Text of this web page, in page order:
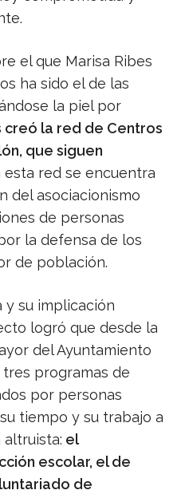
el que Marisa Ribes
ha sido el de las
la piel por
creó la red de Centros
que siguen
esta red se encuentra
del asociacionismo
de personas
la defensa de los
de población.
y su implicación
logró que desde la
del Ayuntamiento
programas de
por personas
tiempo y su trabajo a
altruista: el
escolar, el de
de